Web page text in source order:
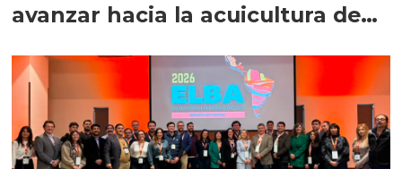
avanzar hacia la acuicultura de